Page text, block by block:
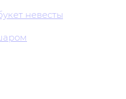
невесты